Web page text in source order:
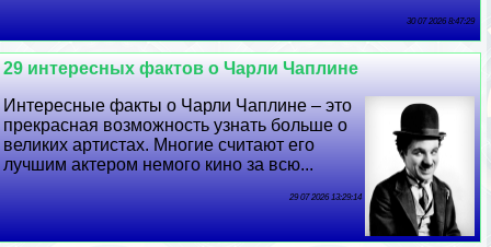
30 07 2026 8:47:29
29 интересных фактов о Чарли Чаплине
Интересные факты о Чарли Чаплине – это
прекрасная возможность узнать больше о
великих артистах. Многие считают его
лучшим актером немого кино за всю...
29 07 2026 13:29:14